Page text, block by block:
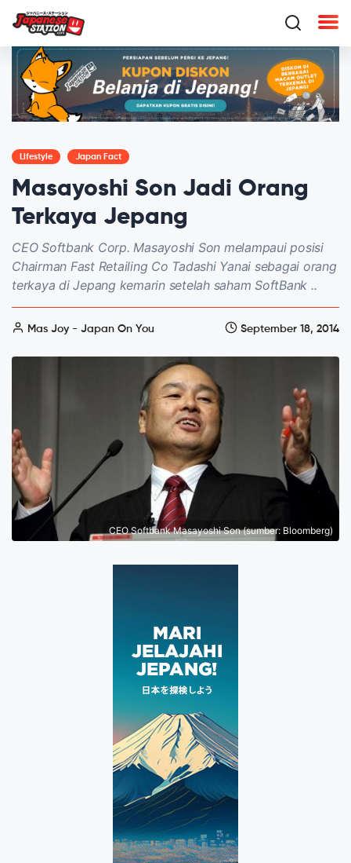
Lifestyle Japan Fact
Masayoshi Son Jadi Orang
Terkaya Jepang
CEO Softbank Corp. Masayoshi Son melampaui posisi
Chairman Fast Retailing Co Tadashi Yanai sebagai orang
terkaya di Jepang kemarin setelah saham SoftBank ..
Mas Joy - Japan On You September 18, 2014
CEO Softbank Masayoshi Son (sumber: Bloomberg)